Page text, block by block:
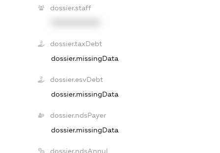
dossier.staff
dossier.taxDebt
dossier.missingData
dossier.esvDebt
dossier.missingData
dossier.ndsPayer
dossier.missingData
dossier.ndsAnnul